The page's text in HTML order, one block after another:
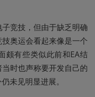
竞技，但由于缺乏明确
奥运会看起来像是一个
颇有些类似此前和EA结
时也声称要开发自己的
未见明显进展。